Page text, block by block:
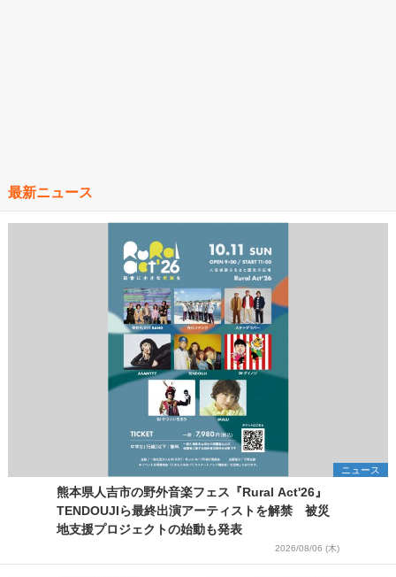
最新ニュース
ニュース
熊本県人吉市の野外音楽フェス『Rural Act'26』
TENDOUJIら最終出演アーティストを解禁 被災
地支援プロジェクトの始動も発表
2026/08/06 (木)